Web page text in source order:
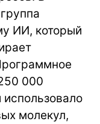
ИИ, который
000
молекул,